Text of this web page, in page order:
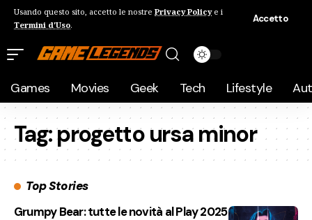
Usando questo sito, accetto le nostre Privacy Policye i
Termini d'Uso.
Accetto
Games Movies Geek Tech Lifestyle
Tag:progetto ursa minor
Top Stories
Grumpy Bear: tutte le novità al Play 2025